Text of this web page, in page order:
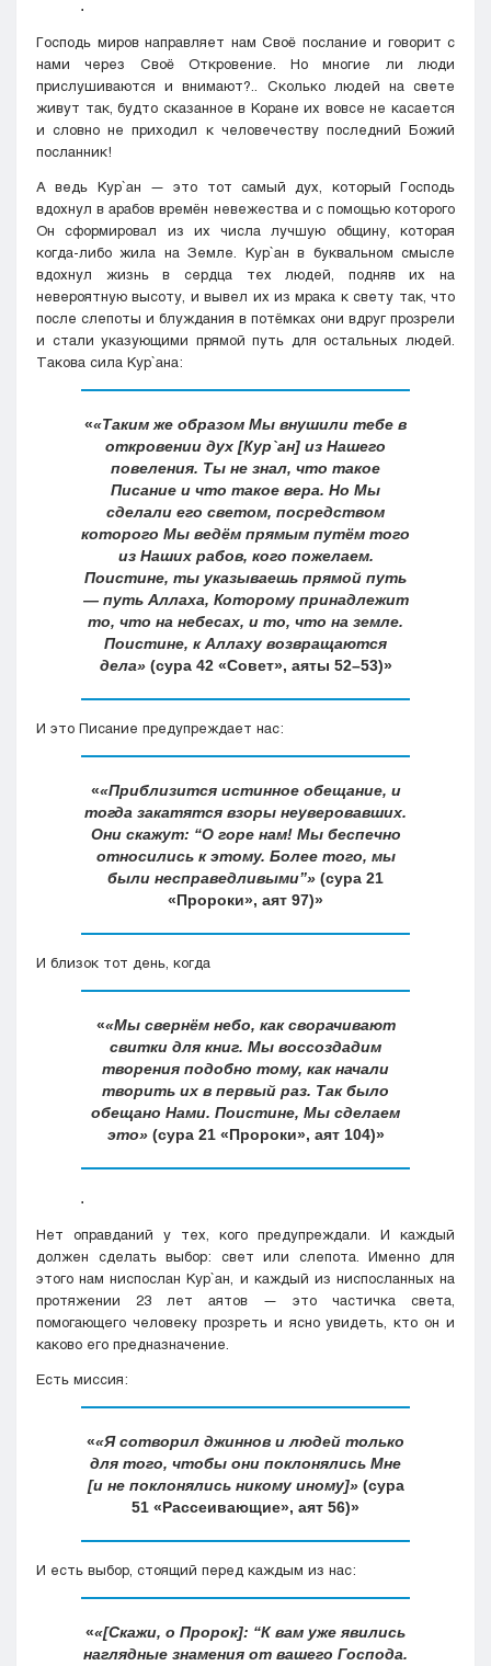
.
Господь миров направляет нам Своё послание и говорит с
нами через Своё Откровение. Но многие ли люди
прислушиваются и внимают?.. Сколько людей на свете
живут так, будто сказанное в Коране их вовсе не касается
и словно не приходил к человечеству последний Божий
посланник!
А ведь Кyр`ан — это тот самый дух, который Господь
вдохнул в арабов времён невежества и с помощью которого
Он сформировал из их числа лучшую общину, которая
когда-либо жила на Земле. Кyр`ан в буквальном смысле
вдохнул жизнь в сердца тех людей, подняв их на
невероятную высоту, и вывел их из мрака к свету так, что
после слепоты и блуждания в потёмках они вдруг прозрели
и стали указующими прямой путь для остальных людей.
Такова сила Кyр`ана:
«Таким же образом Мы внушили тебе в
откровении дух [Кyр`ан] из Нашего
повеления. Ты не знал, что такое
Писание и что такое вера. Но Мы
сделали его светом, посредством
которого Мы ведём прямым путём того
из Наших рабов, кого пожелаем.
Поистине, ты указываешь прямой путь
— путь Аллаха, Которому принадлежит
то, что на небесах, и то, что на земле.
Поистине, к Аллаху возвращаются
дела»(сура 42 «Совет», аяты 52–53)
И это Писание предупреждает нас:
«Приблизится истинное обещание, и
тогда закатятся взоры неуверовавших.
Они скажут: “О горе нам! Мы беспечно
относились к этому. Более того, мы
были несправедливыми”» (сура 21
«Пророки», аят 97)
И близок тот день, когда
«Мы свернём небо, как сворачивают
свитки для книг. Мы воссоздадим
творения подобно тому, как начали
творить их в первый раз. Так было
обещано Нами. Поистине, Мы сделаем
это»(сура 21 «Пророки», аят 104)
.
Нет оправданий у тех, кого предупреждали. И каждый
должен сделать выбор: свет или слепота. Именно для
этого нам ниспослан Кyр`ан, и каждый из ниспосланных на
протяжении 23 лет аятов — это частичка света,
помогающего человеку прозреть и ясно увидеть, кто он и
каково его предназначение.
Есть миссия:
«Я сотворил джиннов и людей только
для того, чтобы они поклонялись Мне
[и не поклонялись никому иному]» (сура
51 «Рассеивающие», аят 56)
И есть выбор, стоящий перед каждым из нас:
«[Скажи, о Пророк]: “К вам уже явились
наглядные знамения от вашего Господа.